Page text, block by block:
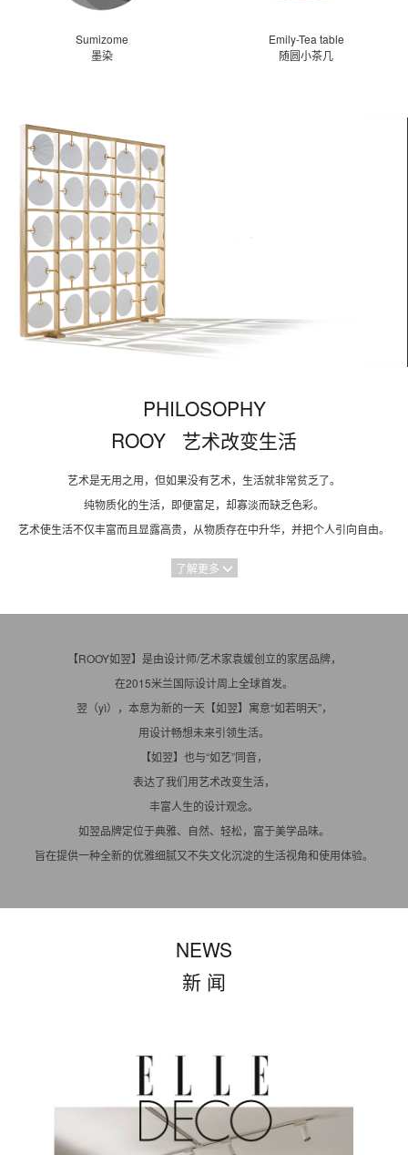
Sumizome
墨染
Emily-Tea table
随圆小茶几
PHILOSOPHY
ROOY 艺术改变生活
艺术是无用之用，但如果没有艺术，生活就非常贫乏了。
纯物质化的生活，即便富足，却寡淡而缺乏色彩。
艺术使生活不仅丰富而且显露高贵，从物质存在中升华，并把个人引向自由。
了解更多
【ROOY如翌】是由设计师/艺术家袁媛创立的家居品牌，
在2015米兰国际设计周上全球首发。
翌（yì），本意为新的一天【如翌】寓意“如若明天”，
用设计畅想未来引领生活。
【如翌】也与“如艺”同音，
表达了我们用艺术改变生活，
丰富人生的设计观念。
如翌品牌定位于典雅、自然、轻松，富于美学品味。
旨在提供一种全新的优雅细腻又不失文化沉淀的生活视角和使用体验。
NEWS
新 闻